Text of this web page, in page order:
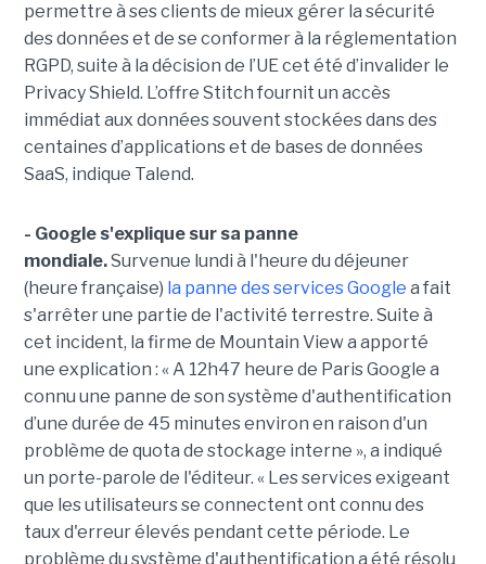
permettre à ses clients de mieux gérer la sécurité
des données et de se conformer à la réglementation
RGPD, suite à la décision de l’UE cet été d’invalider le
Privacy Shield. L’offre Stitch fournit un accès
immédiat aux données souvent stockées dans des
centaines d’applications et de bases de données
SaaS, indique Talend.
- Google s'explique sur sa panne
mondiale.Survenue lundi à l'heure du déjeuner
(heure française) la panne des services Google a fait
s'arrêter une partie de l'activité terrestre. Suite à
cet incident, la firme de Mountain View a apporté
une explication : « A 12h47 heure de Paris Google a
connu une panne de son système d'authentification
d’une durée de 45 minutes environ en raison d'un
problème de quota de stockage interne », a indiqué
un porte-parole de l'éditeur. « Les services exigeant
que les utilisateurs se connectent ont connu des
taux d'erreur élevés pendant cette période. Le
problème du système d'authentification a été résolu